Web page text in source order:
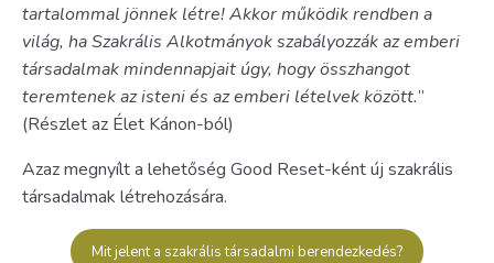
tartalommal jönnek létre! Akkor működik rendben a
világ, ha Szakrális Alkotmányok szabályozzák az emberi
társadalmak mindennapjait úgy, hogy összhangot
teremtenek az isteni és az emberi lételvek között.”
(Részlet az Élet Kánon-ból)
Azaz megnyílt a lehetőség Good Reset-ként új szakrális
társadalmak létrehozására.
Mit jelent a szakrális társadalmi berendezkedés?